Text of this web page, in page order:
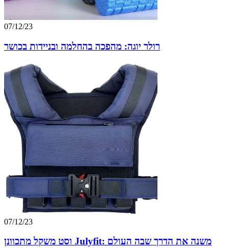
07/12/23
רולר יוגה: מהפכה בהחלמה ובניידות בכושר
07/12/23
וסט משקל מתכוונן Julyfit: משנה את הדרך שבה העולם